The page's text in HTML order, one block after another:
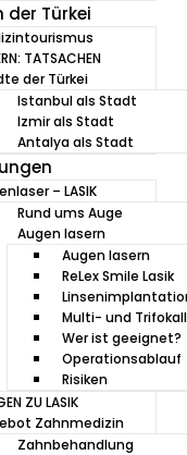
der Türkei
TATSACHEN
der Türkei
Istanbul als Stadt
Izmir als Stadt
Antalya als Stadt
– LASIK
Rund ums Auge
Augen lasern
Augen lasern
ReLex Smile Lasik
Multi- und
Wer ist geeignet?
Operationsablauf
Risiken
ZU LASIK
Zahnmedizin
Zahnbehandlung